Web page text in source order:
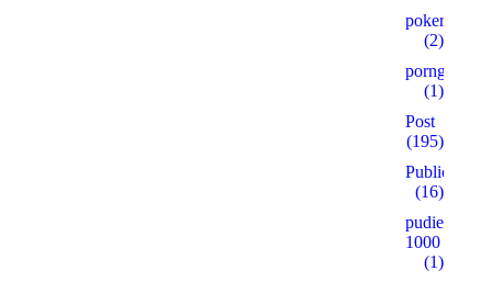
(2)
porngames
(1)
Post
(195)
Public
(16)
pudie.ru
1000
(1)